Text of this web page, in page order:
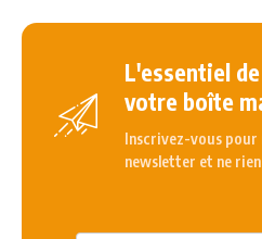
L'essentiel
votre boîte
Inscrivez-vous
newsletter et ne